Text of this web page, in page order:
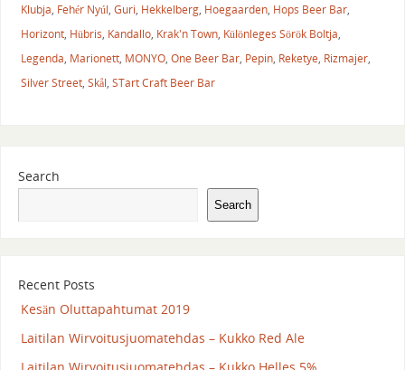
Klubja, Fehér Nyúl, Guri, Hekkelberg, Hoegaarden, Hops Beer Bar,
Horizont, Hübris, Kandallo, Krak'n Town, Különleges Sörök Boltja,
Legenda, Marionett, MONYO, One Beer Bar, Pepin, Reketye, Rizmajer,
Silver Street, Skål, STart Craft Beer Bar
Search
Search
Recent Posts
Kesän Oluttapahtumat 2019
Laitilan Wirvoitusjuomatehdas – Kukko Red Ale